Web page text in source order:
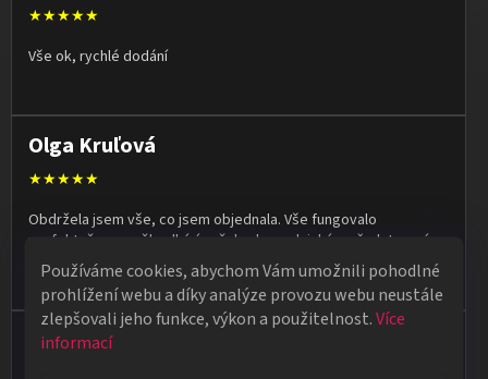
Používáme cookies, abychom Vám umožnili pohodlné
prohlížení webu a díky analýze provozu webu neustále
zlepšovali jeho funkce, výkon a použitelnost.Více
informací
★★★★★
Vše ok, rychlé dodání
Olga Kruľová
★★★★★
Obdržela jsem vše, co jsem objednala. Vše fungovalo
perfektně, syn měl velký úspěch s kouzelnickým představením
na školní besídce. Objednávka dorazila po 4 dnech, takže
naprostá spokojenost.
Vladimír Jirsák